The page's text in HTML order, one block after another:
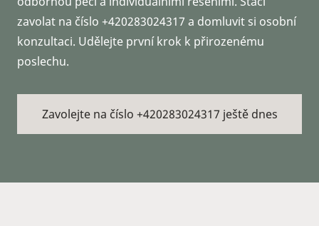
zavolat na číslo +420283024317 a domluvit si osobní
konzultaci. Udělejte první krok k přirozenému
poslechu.
Zavolejte na číslo +420283024317 ještě dnes